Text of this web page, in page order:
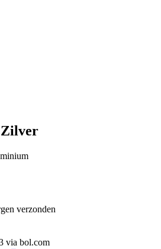
Zilver
verzonden
via bol.com